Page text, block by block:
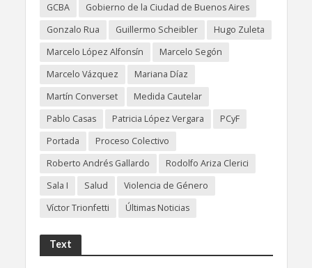
GCBA
Gobierno de la Ciudad de Buenos Aires
Gonzalo Rua
Guillermo Scheibler
Hugo Zuleta
Marcelo López Alfonsín
Marcelo Segón
Marcelo Vázquez
Mariana Díaz
Martín Converset
Medida Cautelar
Pablo Casas
Patricia López Vergara
PCyF
Portada
Proceso Colectivo
Roberto Andrés Gallardo
Rodolfo Ariza Clerici
Sala I
Salud
Violencia de Género
Víctor Trionfetti
Últimas Noticias
Text